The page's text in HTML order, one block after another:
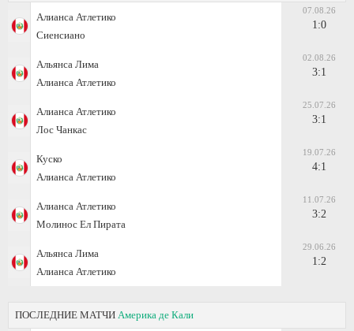
Алианса Атлетико
Сиенсиано
07.08.26
1:0
Альянса Лима
Алианса Атлетико
02.08.26
3:1
Алианса Атлетико
Лос Чанкас
25.07.26
3:1
Куско
Алианса Атлетико
19.07.26
4:1
Алианса Атлетико
Молинос Ел Пирата
11.07.26
3:2
Альянса Лима
Алианса Атлетико
29.06.26
1:2
ПОСЛЕДНИЕ МАТЧИ Америка де Кали